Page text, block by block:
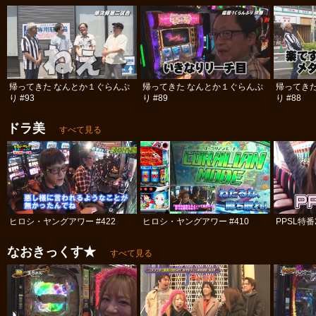
帰ってきた なんとか１ぐらんぷ
り #93
帰ってきた なんとか１ぐらんぷ
り #89
帰ってき
り #88
ドラ美 すべて見る
ヒロシ・ヤングアワー #422 ヒロシ・ヤングアワー #410 PPSL特
なおきっくす★ すべて見る